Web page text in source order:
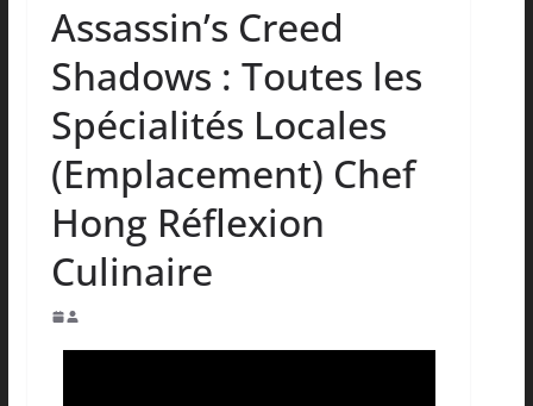
Assassin’s Creed
Shadows : Toutes les
Spécialités Locales
(Emplacement) Chef
Hong Réflexion
Culinaire